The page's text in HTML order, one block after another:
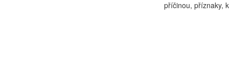
příčinou, příznaky,